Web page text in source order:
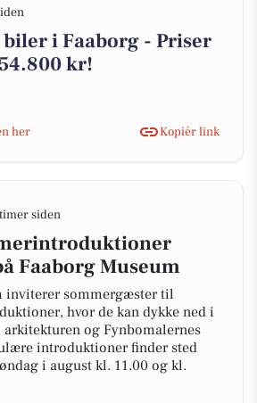
i Faaborg - Priser
kr!
her
Kopiér link
siden
Faaborg Museum
inviterer sommergæster til
hvor de kan dykke ned i
og Fynbomalernes
introduktioner finder sted
i august kl. 11.00 og kl.